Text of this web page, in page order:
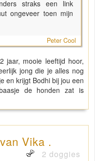
straks een link
ongeveer toen mijn
Peter Cool
mooie leeftijd hoor,
jong die je alles nog
en krijgt Bodhi bij jou een
de honden zat is
Vika .
2 doggies